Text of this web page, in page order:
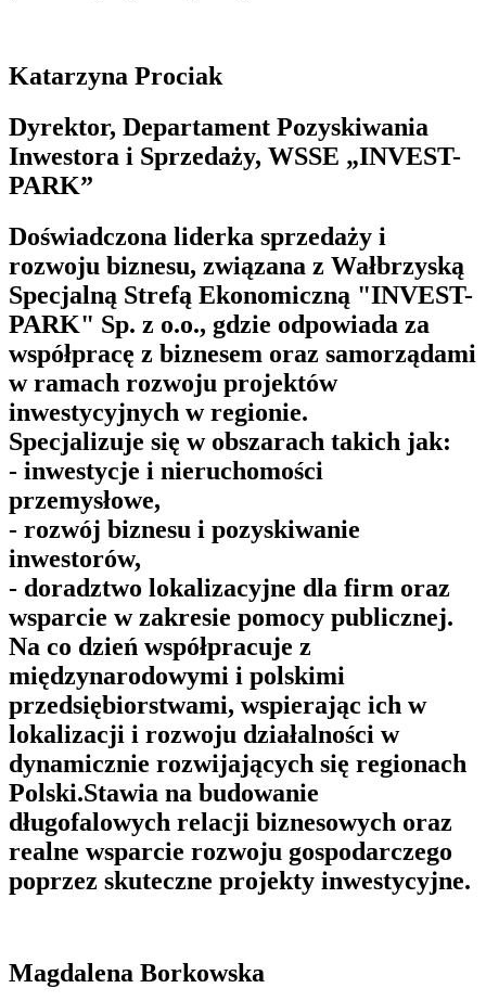
Katarzyna Prociak
Dyrektor, Departament Pozyskiwania
Inwestora i Sprzedaży, WSSE „INVEST-
PARK”
Doświadczona liderka sprzedaży i
rozwoju biznesu, związana z Wałbrzyską
Specjalną Strefą Ekonomiczną "INVEST-
PARK" Sp. z o.o., gdzie odpowiada za
współpracę z biznesem oraz samorządami
w ramach rozwoju projektów
inwestycyjnych w regionie.
Specjalizuje się w obszarach takich jak:
- inwestycje i nieruchomości
przemysłowe,
- rozwój biznesu i pozyskiwanie
inwestorów,
- doradztwo lokalizacyjne dla firm oraz
wsparcie w zakresie pomocy publicznej.
Na co dzień współpracuje z
międzynarodowymi i polskimi
przedsiębiorstwami, wspierając ich w
lokalizacji i rozwoju działalności w
dynamicznie rozwijających się regionach
Polski.Stawia na budowanie
długofalowych relacji biznesowych oraz
realne wsparcie rozwoju gospodarczego
poprzez skuteczne projekty inwestycyjne.
Magdalena Borkowska